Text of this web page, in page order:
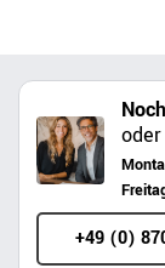
+49 (0)